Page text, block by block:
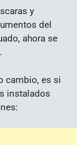
y
del
ahora se
cambio, es si
instalados